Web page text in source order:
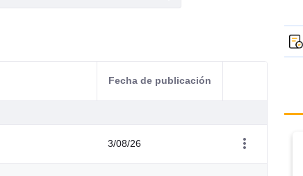
Fecha de publicación
3/08/26